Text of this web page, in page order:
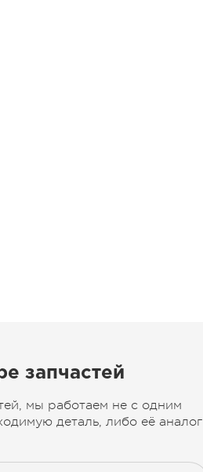
запчастей
мы работаем не с одним
деталь, либо её аналог